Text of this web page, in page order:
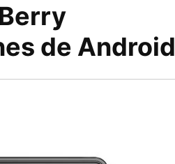
de Android